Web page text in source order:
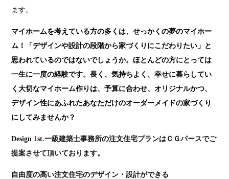
ます。
マイホームを考えている方の多くは、せっかくの夢のマイホー
ム！「デザインや設計の段階から家づくりにこだわりたい」と
思われているのではないでしょうか。ほとんどの方にとっては
一生に一度の経験です。長く、気持ちよく、幸せに暮らしてい
く大切なマイホーム作りは、予算に合わせ、オリジナルかつ、
デザイン性にあふれたあなただけのオーダーメイドの家づくり
にしてみませんか？
Design 1st.一級建築士事務所の注文住宅プランはＣＧパースでご
提案させて頂いております。
自由度の高い注文住宅のデザイン・設計ができる